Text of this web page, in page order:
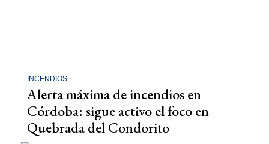
INCENDIOS
Alerta máxima de incendios en
Córdoba: sigue activo el foco en
Quebrada del Condorito